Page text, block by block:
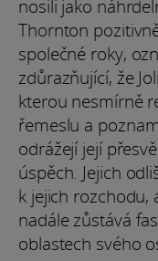
nosili jako
Thornton
společné roky,
zdůrazňující, že
kterou nesmírně
řemeslu a
odrážejí její
úspěch. Jejich
k jejich rozchodu,
nadále zůstává
oblastech svého